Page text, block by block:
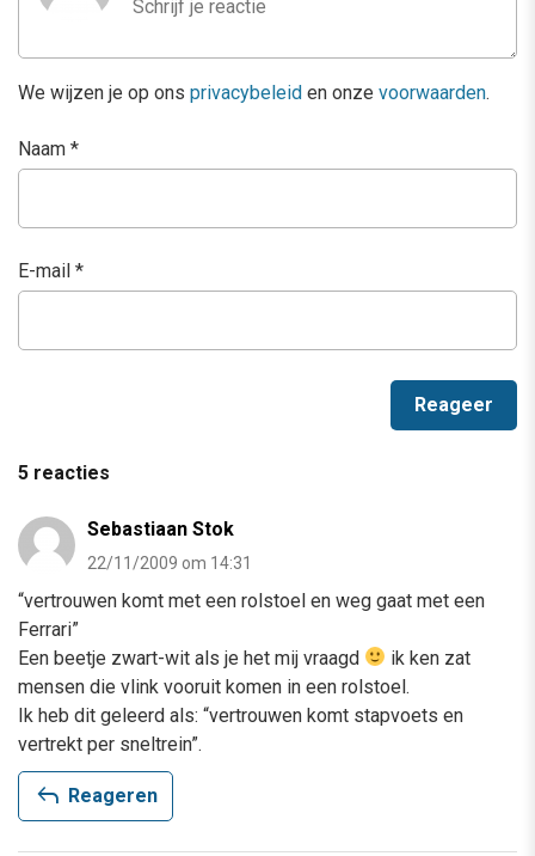
We wijzen je op ons privacybeleid en onze voorwaarden.
Naam *
E-mail *
5 reacties
Sebastiaan Stok
22/11/2009 om 14:31
“vertrouwen komt met een rolstoel en weg gaat met een
Ferrari”
Een beetje zwart-wit als je het mij vraagd
ik ken zat
mensen die vlink vooruit komen in een rolstoel.
Ik heb dit geleerd als: “vertrouwen komt stapvoets en
vertrekt per sneltrein”.
reply Reageren